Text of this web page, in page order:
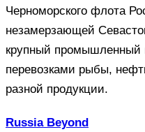
Черноморского флота
незамерзающей
крупный промышленный
перевозками рыбы,
разной продукции.
Russia Beyond